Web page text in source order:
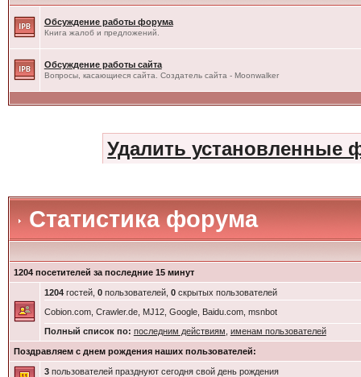
Обсуждение работы форума
Книга жалоб и предложений.
Обсуждение работы сайта
Вопросы, касающиеся сайта. Создатель сайта - Moonwalker
Удалить установленные
Статистика форума
1204 посетителей за последние 15 минут
1204гостей, 0пользователей, 0скрытых пользователей
Cobion.com, Crawler.de, MJ12, Google, Baidu.com, msnbot
Полный список по: последним действиям именам пользователей
Поздравляем с днем рождения наших пользователей:
3пользователей празднуют сегодня свой день рождения